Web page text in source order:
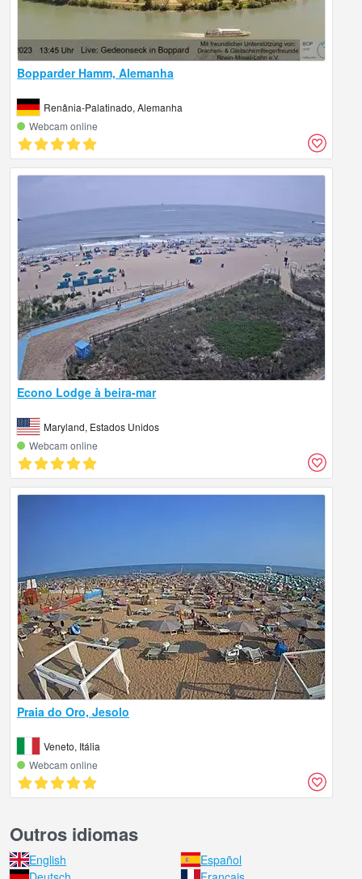
Bopparder Hamm, Alemanha
Renânia-Palatinado, Alemanha
Webcam online
Econo Lodge à beira-mar
Maryland, Estados Unidos
Webcam online
Praia do Oro, Jesolo
Veneto, Itália
Webcam online
Outros idiomas
English
Español